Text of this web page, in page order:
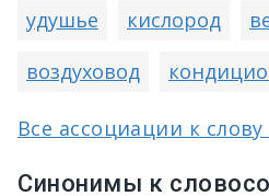
удушье кислород
воздуховод
Все ассоциации к
Синонимы к